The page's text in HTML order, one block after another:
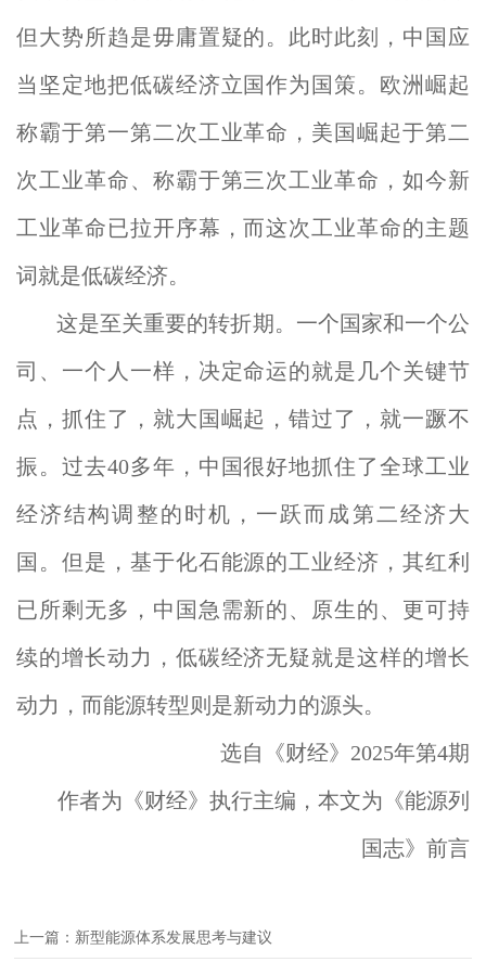
但大势所趋是毋庸置疑的。此时此刻，中国应
当坚定地把低碳经济立国作为国策。欧洲崛起
称霸于第一第二次工业革命，美国崛起于第二
次工业革命、称霸于第三次工业革命，如今新
工业革命已拉开序幕，而这次工业革命的主题
词就是低碳经济。
这是至关重要的转折期。一个国家和一个公
司、一个人一样，决定命运的就是几个关键节
点，抓住了，就大国崛起，错过了，就一蹶不
振。过去40多年，中国很好地抓住了全球工业
经济结构调整的时机，一跃而成第二经济大
国。但是，基于化石能源的工业经济，其红利
已所剩无多，中国急需新的、原生的、更可持
续的增长动力，低碳经济无疑就是这样的增长
动力，而能源转型则是新动力的源头。
选自《财经》2025年第4期
作者为《财经》执行主编，本文为《能源列
国志》前言
上一篇：新型能源体系发展思考与建议